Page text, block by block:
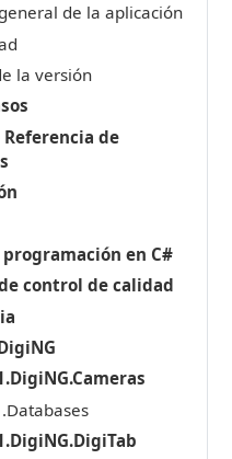
de la aplicación
la versión
de
programación en C#
control de calidad